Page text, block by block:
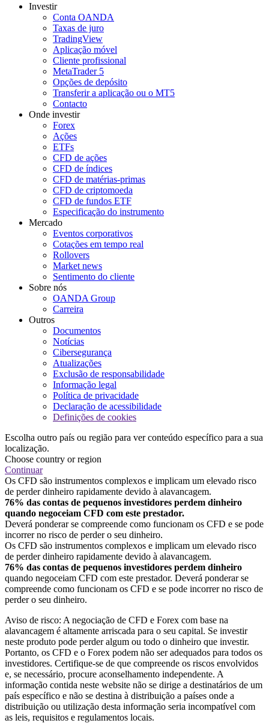
Investir
Conta OANDA
Taxas de juro
TradingView
Aplicação móvel
Cliente profissional
MetaTrader 5
Opções de depósito
Transferir a aplicação ou o MT5
Contacto
Onde investir
Forex
Ações
ETFs
CFD de ações
CFD de índices
CFD de matérias-primas
CFD de criptomoeda
CFD de fundos ETF
Especificação do instrumento
Mercado
Eventos corporativos
Cotações em tempo real
Rollovers
Market news
Sentimento do cliente
Sobre nós
OANDA Group
Carreira
Outros
Documentos
Notícias
Cibersegurança
Atualizações
Exclusão de responsabilidade
Informação legal
Política de privacidade
Declaração de acessibilidade
Definições de cookies
Escolha outro país ou região para ver conteúdo específico para a sua
localização.
Choose country or region
Continuar
Os CFD são instrumentos complexos e implicam um elevado risco
de perder dinheiro rapidamente devido à alavancagem.
76% das contas de pequenos investidores perdem dinheiro
quando negoceiam CFD com este prestador.
Deverá ponderar se compreende como funcionam os CFD e se pode
incorrer no risco de perder o seu dinheiro.
Os CFD são instrumentos complexos e implicam um elevado risco
de perder dinheiro rapidamente devido à alavancagem.
76% das contas de pequenos investidores perdem dinheiro
quando negoceiam CFD com este prestador. Deverá ponderar se
compreende como funcionam os CFD e se pode incorrer no risco de
perder o seu dinheiro.
Aviso de risco: A negociação de CFD e Forex com base na
alavancagem é altamente arriscada para o seu capital. Se investir
neste produto pode perder algum ou todo o dinheiro que investir.
Portanto, os CFD e o Forex podem não ser adequados para todos os
investidores. Certifique-se de que compreende os riscos envolvidos
e, se necessário, procure aconselhamento independente. A
informação contida neste website não se dirige a destinatários de um
país específico e não se destina à distribuição a países onde a
distribuição ou utilização desta informação seria incompatível com
as leis, requisitos e regulamentos locais.